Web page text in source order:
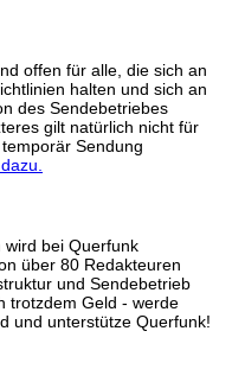
offen für alle, die sich an
halten und sich an
des Sendebetriebes
gilt natürlich nicht für
Sendung
wird bei Querfunk
über 80 Redakteuren
und Sendebetrieb
trotzdem Geld - werde
und unterstütze Querfunk!